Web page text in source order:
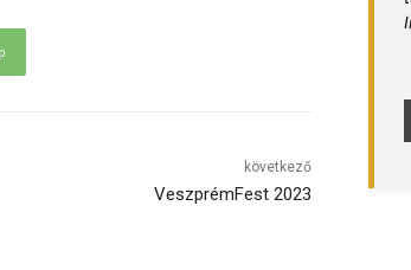
következő
VeszprémFest 2023